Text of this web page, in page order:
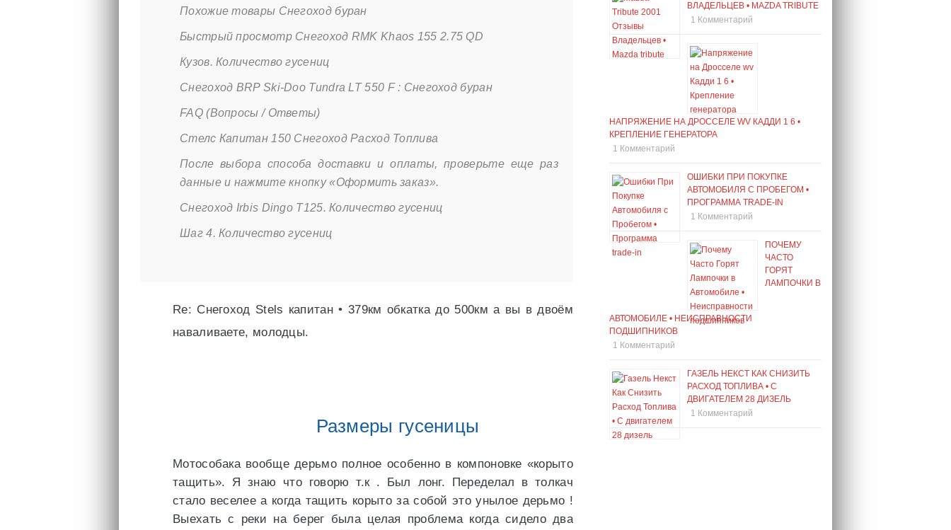
Похожие товары Снегоход буран
Быстрый просмотр Снегоход RMK Khaos 155 2.75 QD
Кузов. Количество гусениц
Снегоход BRP Ski-Doo Tundra LT 550 F : Снегоход буран
FAQ (Вопросы / Ответы)
Стелс Капитан 150 Снегоход Расход Топлива
После выбора способа доставки и оплаты, проверьте еще раз
данные и нажмите кнопку «Оформить заказ».
Снегоход Irbis Dingo T125. Количество гусениц
Шаг 4. Количество гусениц
Re: Снегоход Stels капитан • 379км обкатка до 500км а вы в двоём
наваливаете, молодцы.
Размеры гусеницы
Мотособака вообще дерьмо полное особенно в компоновке «корыто
тащить». Я знаю что говорю т.к . Был лонг. Переделал в толкач
стало веселее а когда тащить корыто за собой это унылое дерьмо !
Выехать с реки на берег была целая проблема когда сидело два
ВЛАДЕЛЬЦЕВ • MAZDA TRIBUTE
1 Комментарий
НАПРЯЖЕНИЕ НА ДРОССЕЛЕ WV КАДДИ 1 6 •
КРЕПЛЕНИЕ ГЕНЕРАТОРА
1 Комментарий
ОШИБКИ ПРИ ПОКУПКЕ
АВТОМОБИЛЯ С ПРОБЕГОМ •
ПРОГРАММА TRADE-IN
1 Комментарий
ПОЧЕМУ
ЧАСТО
ГОРЯТ
ЛАМПОЧКИ В
АВТОМОБИЛЕ • НЕИСПРАВНОСТИ
ПОДШИПНИКОВ
1 Комментарий
ГАЗЕЛЬ НЕКСТ КАК СНИЗИТЬ
РАСХОД ТОПЛИВА • С
ДВИГАТЕЛЕМ 28 ДИЗЕЛЬ
1 Комментарий